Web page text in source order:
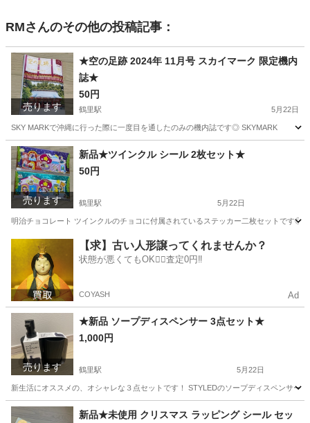
RMさんのその他の投稿記事：
売ります
★空の足跡 2024年 11月号 スカイマーク 限定機内
誌★
50円
鶴里駅 5月22日
SKY MARKで沖縄に行った際に一度目を通したのみの機内誌です◎ SKYMARK
愛知 名古屋市 鶴里駅 雑誌
売ります
新品★ツインクル シール 2枚セット★
50円
鶴里駅 5月22日
明治チョコレート ツインクルのチョコに付属されているステッカー二枚セットです◎
鶴里駅 ノベルティグッズ meiji
【求】古い人形譲ってくれませんか？
状態が悪くてもOK🙆‍♀️査定0円‼️
COYASH Ad
売ります
★新品 ソープディスペンサー 3点セット★
1,000円
鶴里駅 5月22日
新生活にオススメの、オシャレな３点セットです！ STYLEDのソープディスペンサー
愛知 名古屋市 鶴里駅 その他 ディスペンサー
新品★未使用 クリスマス ラッピング シール セッ